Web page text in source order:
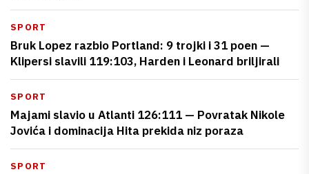
SPORT
Bruk Lopez razbio Portland: 9 trojki i 31 poen —
Klipersi slavili 119:103, Harden i Leonard briljirali
SPORT
Majami slavio u Atlanti 126:111 — Povratak Nikole
Jovića i dominacija Hita prekida niz poraza
SPORT